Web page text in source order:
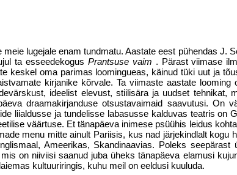
meie lugejale enam tundmatu. Aastate eest pühendas J.
ta esseedekogus Prantsuse vaim . Pärast viimase
keskel oma parimas loomingueas, käinud tüki uut ja
kirjanike kõrvale. Ta viimaste aastate looming
ideelist elevust, stiilisära ja uudset tehnikat,
draamakirjanduse otsustavaimaid saavutusi. On
liialdusse ja tundelisse labasusse kalduvas teatris on
väärtuse. Et tänapäeva inimese psüühis leidus
menu mitte ainult Pariisis, kus nad järjekindlalt kogu
Ameerikas, Skandinaavias. Poleks seepärast
on niiviisi saanud juba üheks tänapäeva elamusi
kultuuriringis, kuhu meil on eeldusi kuuluda.